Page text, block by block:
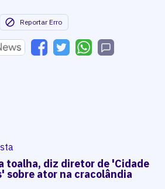
Reportar Erro
toalha, diz diretor de 'Cidade
sobre ator na cracolândia